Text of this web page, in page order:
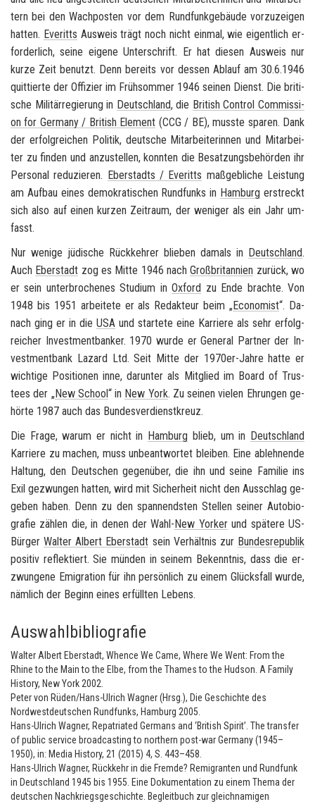
tern bei den Wach­pos­ten vor dem Rund­funk­ge­bäu­de vor­zu­zei­gen
hat­ten. Eve­ritts Aus­weis trägt noch nicht ein­mal, wie ei­gent­lich er­
for­der­lich, seine ei­ge­ne Un­ter­schrift. Er hat die­sen Aus­weis nur
kurze Zeit be­nutzt. Denn be­reits vor des­sen Ab­lauf am 30.6.1946
quit­tier­te der Of­fi­zier im Früh­som­mer 1946 sei­nen Dienst. Die bri­ti­
sche Mi­li­tär­re­gie­rung in Deutsch­land, die Bri­tish Con­trol Com­mis­si­
on for Ger­ma­ny / Bri­tish Ele­ment (CCG / BE), muss­te spa­ren. Dank
der er­folg­rei­chen Po­li­tik, deut­sche Mit­ar­bei­te­rin­nen und Mit­ar­bei­
ter zu fin­den und an­zu­stel­len, konn­ten die Be­sat­zungs­be­hör­den ihr
Per­so­nal re­du­zie­ren. Eber­stadts / Eve­ritts maß­geb­li­che Leis­tung
am Auf­bau eines de­mo­kra­ti­schen Rund­funks in Ham­burg er­streckt
sich also auf einen kur­zen Zeit­raum, der we­ni­ger als ein Jahr um­
fasst.
Nur we­ni­ge jü­di­sche Rück­keh­rer blie­ben da­mals in Deutsch­land.
Auch Eber­stadt zog es Mitte 1946 nachGroß­bri­tan­ni­en zu­rück, wo
er sein un­ter­bro­che­nes Stu­di­um inOx­ford zu Ende brach­te. Von
1948 bis 1951 ar­bei­te­te er als Re­dak­teur beim „Eco­no­mist“. Da­
nach ging er in die USA und star­te­te eine Kar­rie­re als sehr er­folg­
rei­cher In­vest­ment­ban­ker. 1970 wurde er Ge­ne­ral Part­ner der In­
vest­ment­bank La­zard Ltd. Seit Mitte der 1970er-​Jahre hatte er
wich­ti­ge Po­si­tio­nen inne, dar­un­ter als Mit­glied im Board of Trus­
tees der „New School“ in New York. Zu sei­nen vie­len Eh­run­gen ge­
hör­te 1987 auch das Bun­des­ver­dienst­kreuz.
Die Frage, warum er nicht in Ham­burg blieb, um in Deutsch­land
Kar­rie­re zu ma­chen, muss un­be­ant­wor­tet blei­ben. Eine ab­leh­nen­de
Hal­tung, den Deut­schen ge­gen­über, die ihn und seine Fa­mi­lie ins
Exil ge­zwun­gen hat­ten, wird mit Si­cher­heit nicht den Aus­schlag ge­
ge­ben haben. Denn zu den span­nends­ten Stel­len sei­ner Au­to­bio­
gra­fie zäh­len die, in denen der Wahl-New Yor­kerund spä­te­re US-​
BürgerWal­ter Al­bert Eber­stadt sein Ver­hält­nis zur Bun­des­re­pu­blik
po­si­tiv re­flek­tiert. Sie mün­den in sei­nem Be­kennt­nis, dass die er­
zwun­ge­ne Emi­gra­ti­on für ihn per­sön­lich zu einem Glücks­fall wurde,
näm­lich der Be­ginn eines er­füll­ten Le­bens.
Auswahlbibliografie
Walter Albert Eberstadt, Whence We Came, Where We Went: From the
Rhine to the Main to the Elbe, from the Thames to the Hudson. A Family
History, New York 2002.
Peter von Rüden/Hans-Ulrich Wagner (Hrsg.), Die Geschichte des
Nordwestdeutschen Rundfunks, Hamburg 2005.
Hans-Ulrich Wagner, Repatriated Germans and ‘British Spirit’. The transfer
of public service broadcasting to northern post-war Germany (1945–
1950), in: Media History, 21 (2015) 4, S. 443–458.
Hans-Ulrich Wagner, Rückkehr in die Fremde? Remigranten und Rundfunk
in Deutschland 1945 bis 1955. Eine Dokumentation zu einem Thema der
deutschen Nachkriegsgeschichte. Begleitbuch zur gleichnamigen